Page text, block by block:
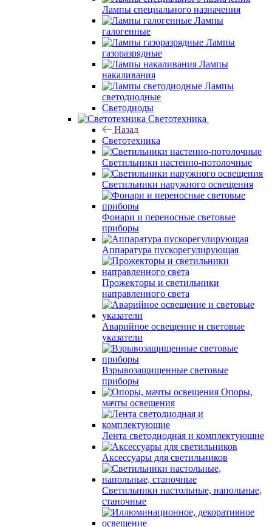
Лампы специального назначения
Лампы
галогенные
Лампы
газоразрядные
Лампы
накаливания
Лампы
светодиодные
Светодиоды
Светотехника
Назад
Светотехника
Светильники настенно-потолочные
Светильники наружного освещения
Фонари и переносные световые
приборы
Аппаратура пускорегулирующая
Прожекторы и светильники
направленного света
Аварийное освещение и световые
указатели
Взрывозащищенные световые
приборы
Опоры,
мачты освещения
Лента светодиодная и комплектующие
Аксессуары для светильников
Светильники настольные, напольные,
станочные